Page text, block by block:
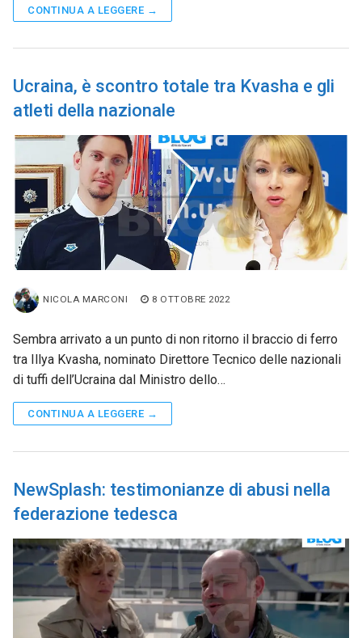
CONTINUA A LEGGERE →
Ucraina, è scontro totale tra Kvasha e gli
atleti della nazionale
NICOLA MARCONI 8 OTTOBRE 2022
Sembra arrivato a un punto di non ritorno il braccio di ferro
tra Illya Kvasha, nominato Direttore Tecnico delle nazionali
di tuffi dell’Ucraina dal Ministro dello…
CONTINUA A LEGGERE →
NewSplash: testimonianze di abusi nella
federazione tedesca